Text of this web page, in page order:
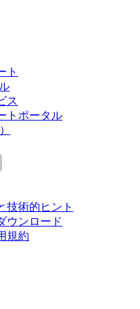
ト
ス
トポータル
技術的ヒント
ウンロード
規約